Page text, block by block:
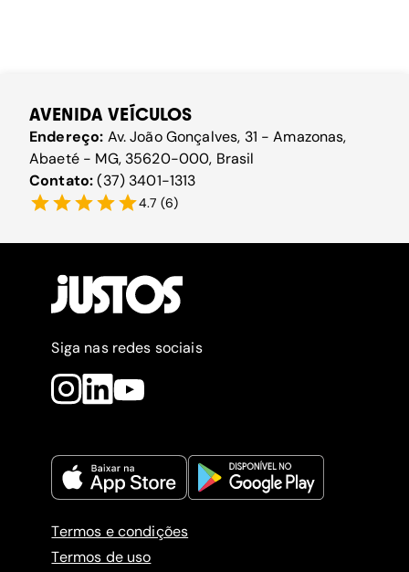
AVENIDA VEÍCULOS
Endereço: Av. João Gonçalves, 31 - Amazonas,
Abaeté - MG, 35620-000, Brasil
Contato:(37) 3401-1313
4.7 (6)
Siga nas redes sociais
Termos e condições
Termos de uso